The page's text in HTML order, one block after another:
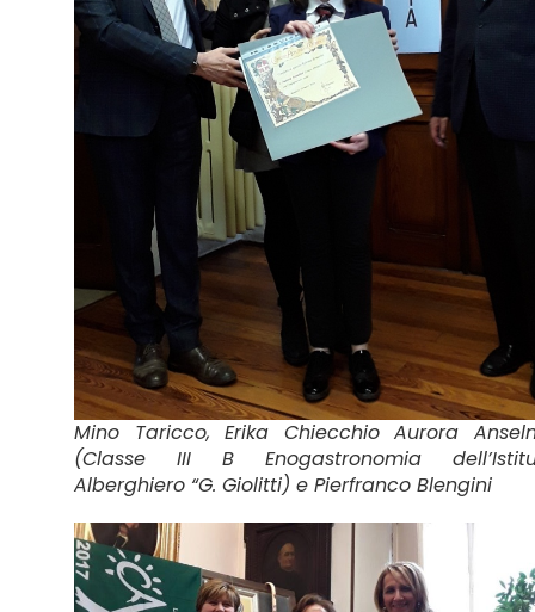
Mino Taricco, Erika Chiecchio Aurora
(Classe III B Enogastronomia
Alberghiero “G. Giolitti) e Pierfranco Blengini